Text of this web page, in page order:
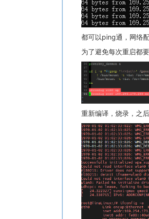
都可以ping通，网络配
为了避免每次重启都
重新编译，烧录，之